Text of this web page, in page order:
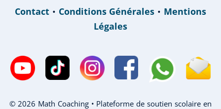
Contact• Conditions Générales • Mentions
Légales
© 2026 Math Coaching • Plateforme de soutien scolaire en